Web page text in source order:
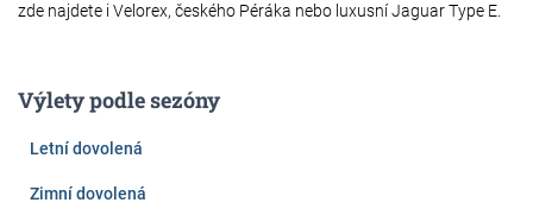
zde najdete i Velorex, českého Péráka nebo luxusní Jaguar Type E.
Výlety podle sezóny
Letní dovolená
Zimní dovolená